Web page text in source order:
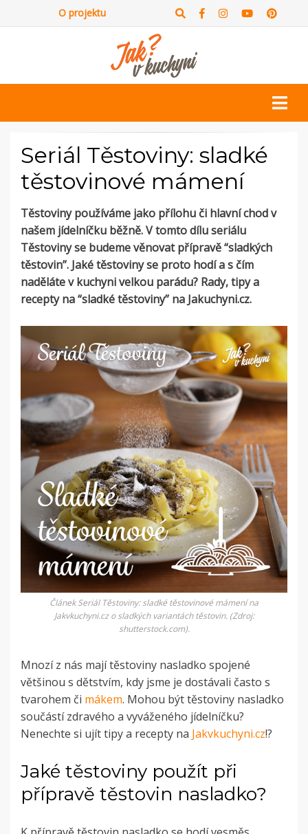
O projektu
Seriál Těstoviny: sladké
těstovinové mámení
Těstoviny používáme jako přílohu či hlavní chod v
našem jídelníčku běžně. V tomto dílu seriálu
Těstoviny se budeme věnovat přípravě “sladkých
těstovin”. Jaké těstoviny se proto hodí a s čím
naděláte v kuchyni velkou parádu? Rady, tipy a
recepty na “sladké těstoviny” na Jakuchyni.cz.
Článek Seriál Těstoviny: sladké těstovinové mámení na
Jakvkuchyni.cz o sladkých variantách těstovin. (Zdroj:
shutterstock.com).
Mnozí z nás mají těstoviny nasladko spojené
většinou s dětstvím, kdy jsme je dostávali často s
tvarohem či mákem. Mohou být těstoviny nasladko
součástí zdravého a vyváženého jídelníčku?
Nenechte si ujít tipy a recepty na Jakvkuchyni.cz!?
Jaké těstoviny použít při
přípravě těstovin nasladko?